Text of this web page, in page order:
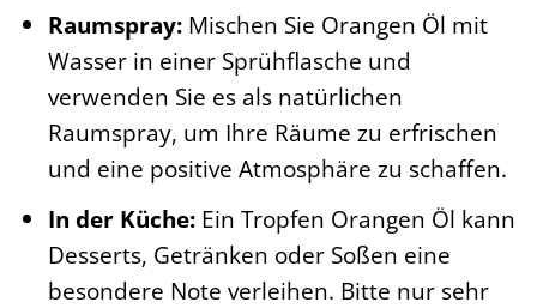
Raumspray:Mischen Sie Orangen Öl mit
Wasser in einer Sprühflasche und
verwenden Sie es als natürlichen
Raumspray, um Ihre Räume zu erfrischen
und eine positive Atmosphäre zu schaffen.
In der Küche:Ein Tropfen Orangen Öl kann
Desserts, Getränken oder Soßen eine
besondere Note verleihen. Bitte nur sehr